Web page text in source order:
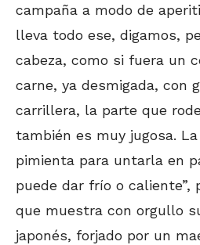
campaña a modo de
lleva todo ese, digamos,
cabeza, como si fuera un
carne, ya desmigada, con
carrillera, la parte que
también es muy jugosa.
pimienta para untarla en
puede dar frío o caliente”,
que muestra con orgullo
japonés, forjado por un